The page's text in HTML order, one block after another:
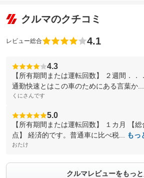
クルマのクチコミ
レビュー総合 4.1
4.3
【所有期間または運転回数】 ２週間．．
通勤快速とはこの車のためにある言葉か...
くにさんです
5.0
【所有期間または運転回数】 １カ月 【
点】 経済的です。普通車に比べ税...
もっ
おたけ
クルマレビューをもっ